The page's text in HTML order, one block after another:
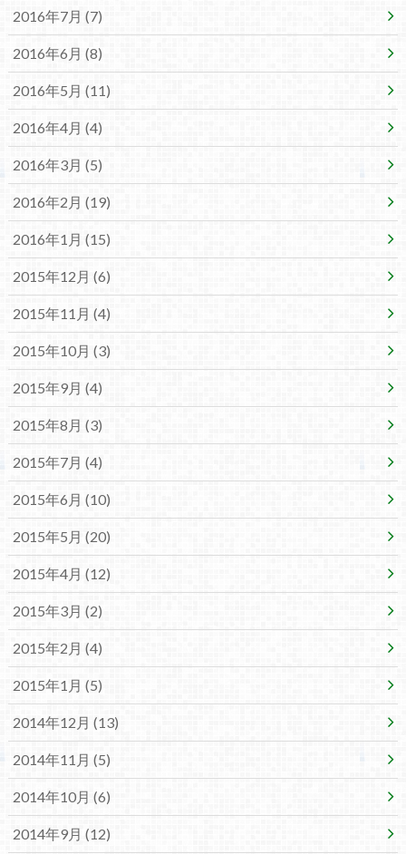
2016年7月 (7)
2016年6月 (8)
2016年5月 (11)
2016年4月 (4)
2016年3月 (5)
2016年2月 (19)
2016年1月 (15)
2015年12月 (6)
2015年11月 (4)
2015年10月 (3)
2015年9月 (4)
2015年8月 (3)
2015年7月 (4)
2015年6月 (10)
2015年5月 (20)
2015年4月 (12)
2015年3月 (2)
2015年2月 (4)
2015年1月 (5)
2014年12月 (13)
2014年11月 (5)
2014年10月 (6)
2014年9月 (12)